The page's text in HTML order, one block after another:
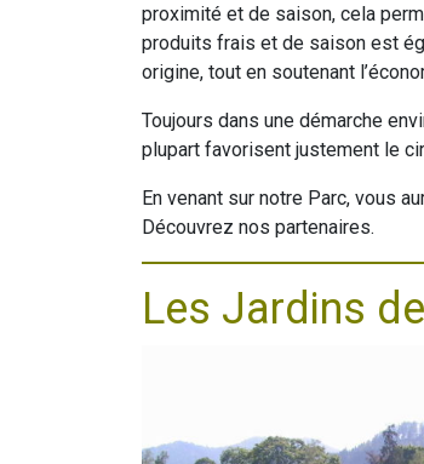
proximité et de saison, cela
produits frais et de saison est
origine, tout en soutenant
Toujours dans une démarche
plupart favorisent justement le
En venant sur notre Parc, vous
Découvrez nos partenaires.
Les Jardins